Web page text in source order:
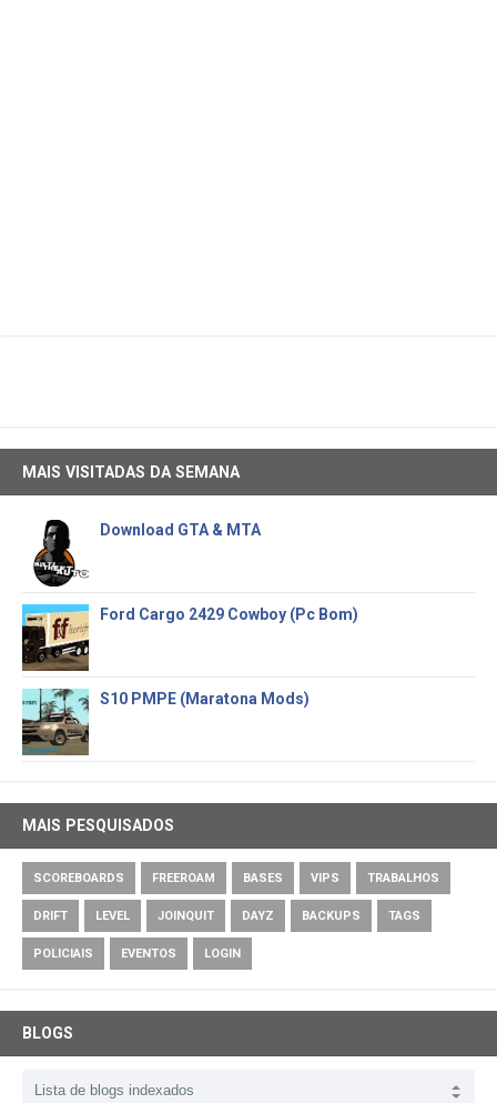
MAIS VISITADAS DA SEMANA
Download GTA & MTA
Ford Cargo 2429 Cowboy (Pc Bom)
S10 PMPE (Maratona Mods)
MAIS PESQUISADOS
SCOREBOARDS FREEROAM BASES VIPS TRABALHOS
DRIFT LEVEL JOINQUIT DAYZ BACKUPS TAGS
POLICIAIS EVENTOS LOGIN
BLOGS